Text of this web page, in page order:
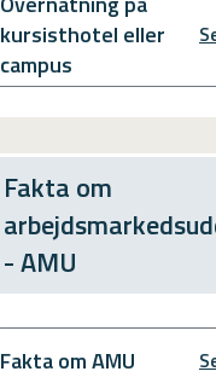
kursisthotel eller
campus
Fakta om
- AMU
Fakta om AMU